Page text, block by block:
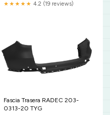
★★★★★ 4.2 (19 reviews)
Fascia Trasera RADEC 203-
0313-20 TYG